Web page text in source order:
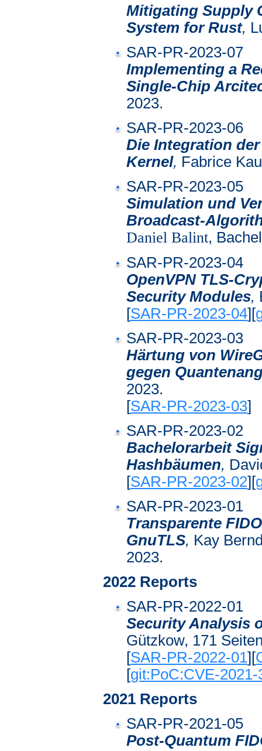
Mitigating Supply
System for Rust,
SAR-PR-2023-07
Implementing a
Single-Chip
2023.
SAR-PR-2023-06
Die Integration
Kernel, Fabrice
SAR-PR-2023-05
Simulation und
Broadcast-
Daniel Balint,
SAR-PR-2023-04
OpenVPN TLS-
Security Modules,
[SAR-PR-2023-04][
SAR-PR-2023-03
Härtung von
gegen
2023.
[SAR-PR-2023-03]
SAR-PR-2023-02
Bachelorarbeit
Hashbäumen,
[SAR-PR-2023-02][
SAR-PR-2023-01
Transparente
GnuTLS, Kay
2023.
2022 Reports
SAR-PR-2022-01
Security Analysis
Gützkow, 171
[SAR-PR-2022-01][
[git:PoC:CVE-2021-
2021 Reports
SAR-PR-2021-05
Post-Quantum